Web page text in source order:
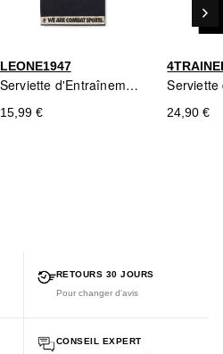
LEONE1947
Serviette d'Entraînement AC922 Noir Leone1947
15,99 € 24,90 €
keyboard_arrow_right
RETOURS 30 JOURS
Pour changer d'avis
CONSEIL EXPERT